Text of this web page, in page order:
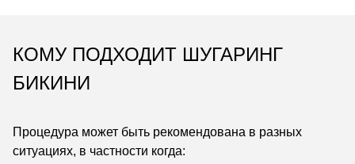
КОМУ ПОДХОДИТ ШУГАРИНГ
БИКИНИ
Процедура может быть рекомендована в разных
ситуациях, в частности когда: